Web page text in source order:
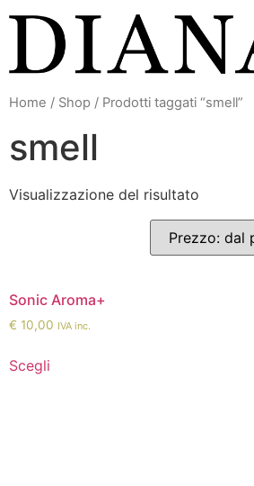
contenuto
Home / Shop / Prodotti taggati “smell”
smell
Visualizzazione del risultato
Sonic Aroma+
€ 10,00 IVA inc.
Scegli